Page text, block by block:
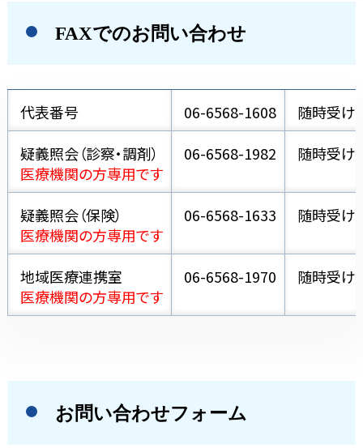
FAXでのお問い合わせ
代表番号 06-6568-1608
随時受け
疑義照会（診察・調剤）
医療機関の方専用です
06-6568-1982 随時受け
疑義照会（保険）
医療機関の方専用です
06-6568-1633 随時受け
地域医療連携室
医療機関の方専用です
06-6568-1970 随時受け
お問い合わせフォーム